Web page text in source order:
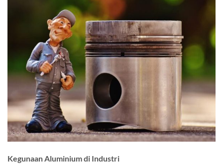
Kegunaan Aluminium di Industri